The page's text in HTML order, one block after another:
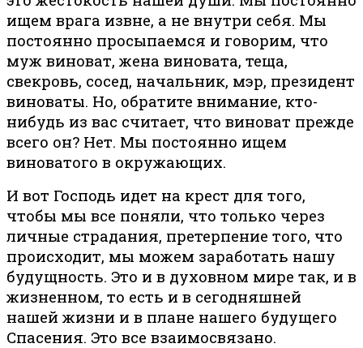
ищем врага извне, а не внутри себя. Мы
постоянно просыпаемся и говорим, что
муж виноват, жена виновата, теща,
свекровь, сосед, начальник, мэр, президент
виноваты. Но, обратите внимание, кто-
нибудь из вас считает, что виноват прежде
всего он? Нет. Мы постоянно ищем
виноватого в окружающих.
И вот Господь идет на крест для того,
чтобы мы все поняли, что только через
личные страдания, претерпение того, что
происходит, мы можем заработать нашу
будущность. Это и в духовном мире так, и в
жизненном, то есть и в сегодняшней
нашей жизни и в плане нашего будущего
Спасения. Это все взаимосвязано.